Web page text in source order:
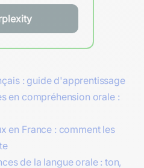
: guide d'apprentissage
en compréhension orale :
en France : comment les
de la langue orale : ton,